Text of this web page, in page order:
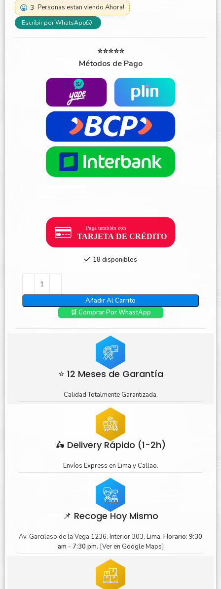
3 Personas estan viendo Ahora!
Escribir por WhatsApp
⭐⭐⭐⭐⭐
Métodos de Pago
18 disponibles
Añadir Al Carrito
🛒 Comprar Por WhastApp
⭐ 12 Meses de Garantía
Calidad Totalmente Garantizada.
🛵 Delivery Rápido (1-2h)
Envíos Express en Lima y Callao.
📌 Recoge Hoy Mismo
Av. Garcilaso de la Vega 1236, Interior 303, Lima. Horario: 9:30
am - 7:30 pm. [Ver en Google Maps]